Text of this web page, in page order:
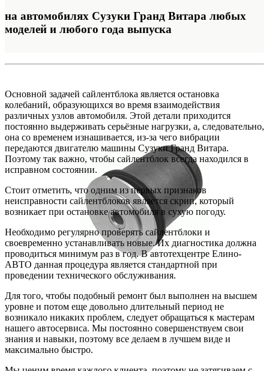
на автомобилях Сузуки Гранд Витара любых
моделей и любого года выпуска
Основной задачей сайлентблока является остановка
колебаний, образующихся во время взаимодействия
различных узлов автомобиля. Этой детали приходится
постоянно выдерживать серьёзные нагрузки, а, следовательно,
она со временем изнашивается, из-за чего вибрации
передаются двигателю машины Сузуки Гранд Витара.
Поэтому так важно, чтобы сайлентблок всегда находился в
исправном состоянии.
Стоит отметить, что одним из первых признаков
неисправности сайлентблоков является скрип, который
возникает при остановке автомобиля в сухую погоду.
Необходимо регулярно проверять сайлентблоки и
своевременно устанавливать новые. Их диагностика должна
проводиться минимум раз в год. В автотехцентре Елино-
АВТО данная процедура является стандартной при
проведении технического обслуживания.
Для того, чтобы подобный ремонт был выполнен на высшем
уровне и потом еще довольно длительный период не
возникало никаких проблем, следует обращаться к мастерам
нашего автосервиса. Мы постоянно совершенствуем свои
знания и навыки, поэтому все делаем в лучшем виде и
максимально быстро.